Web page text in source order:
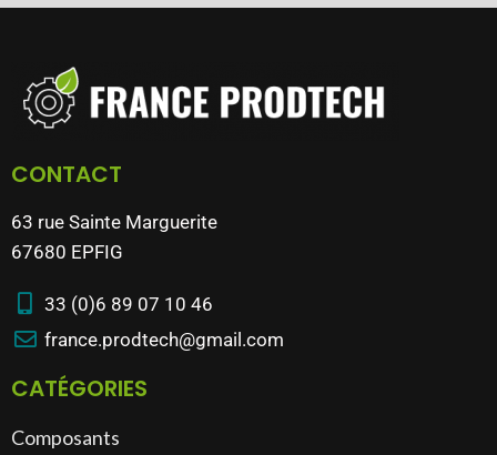
CONTACT
63 rue Sainte Marguerite
67680 EPFIG
33 (0)6 89 07 10 46
france.prodtech@gmail.com
CATÉGORIES
Composants